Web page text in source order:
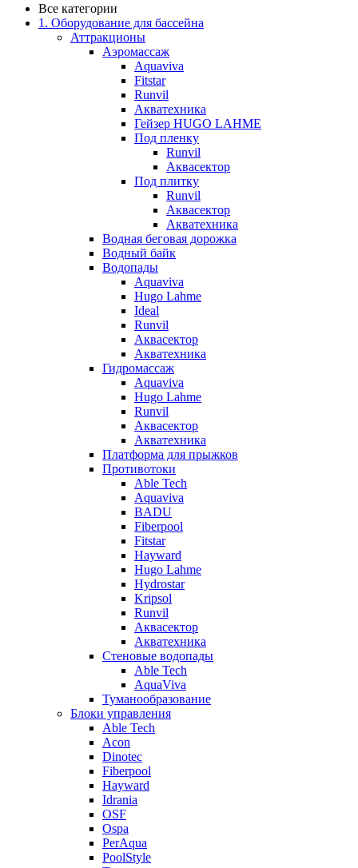
Все категории
1. Оборудование для бассейна
Аттракционы
Аэромассаж
Aquaviva
Fitstar
Runvil
Акватехника
Гейзер HUGO LAHME
Под пленку
Runvil
Аквасектор
Под плитку
Runvil
Аквасектор
Акватехника
Водная беговая дорожка
Водный байк
Водопады
Aquaviva
Hugo Lahme
Ideal
Runvil
Аквасектор
Акватехника
Гидромассаж
Aquaviva
Hugo Lahme
Runvil
Аквасектор
Акватехника
Платформа для прыжков
Противотоки
Able Tech
Aquaviva
BADU
Fiberpool
Fitstar
Hayward
Hugo Lahme
Hydrostar
Kripsol
Runvil
Аквасектор
Акватехника
Стеновые водопады
Able Tech
AquaViva
Туманообразование
Блоки управления
Able Tech
Acon
Dinotec
Fiberpool
Hayward
Idrania
OSF
Ospa
PerAqua
PoolStyle